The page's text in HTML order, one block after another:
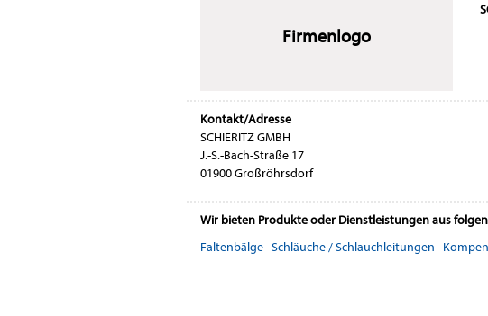
Firmenlogo
Kontakt/Adresse
SCHIERITZ GMBH
J.-S.-Bach-Straße 17
01900 Großröhrsdorf
Wir bieten Produkte oder Dienstleistungen aus
Faltenbälge·Schläuche / Schlauchleitungen ·